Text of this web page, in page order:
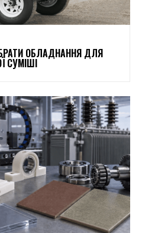
ОБЛАДНАННЯ ДЛЯ
СУМІШІ